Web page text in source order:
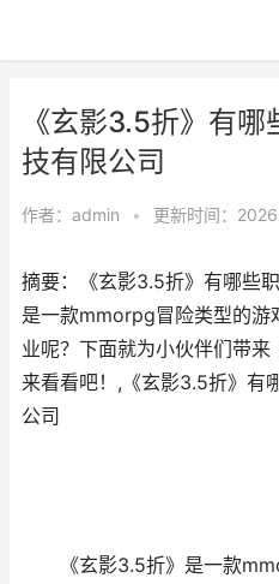
《玄影3.5折》有
技有限公司
作者： admin • 更新时间：
摘要：《玄影3.5折》有哪些
是一款mmorpg冒险类型的游
业呢？下面就为小伙伴们带
来看看吧！,《玄影3.5折》有
公司
《玄影3.5折》是一款